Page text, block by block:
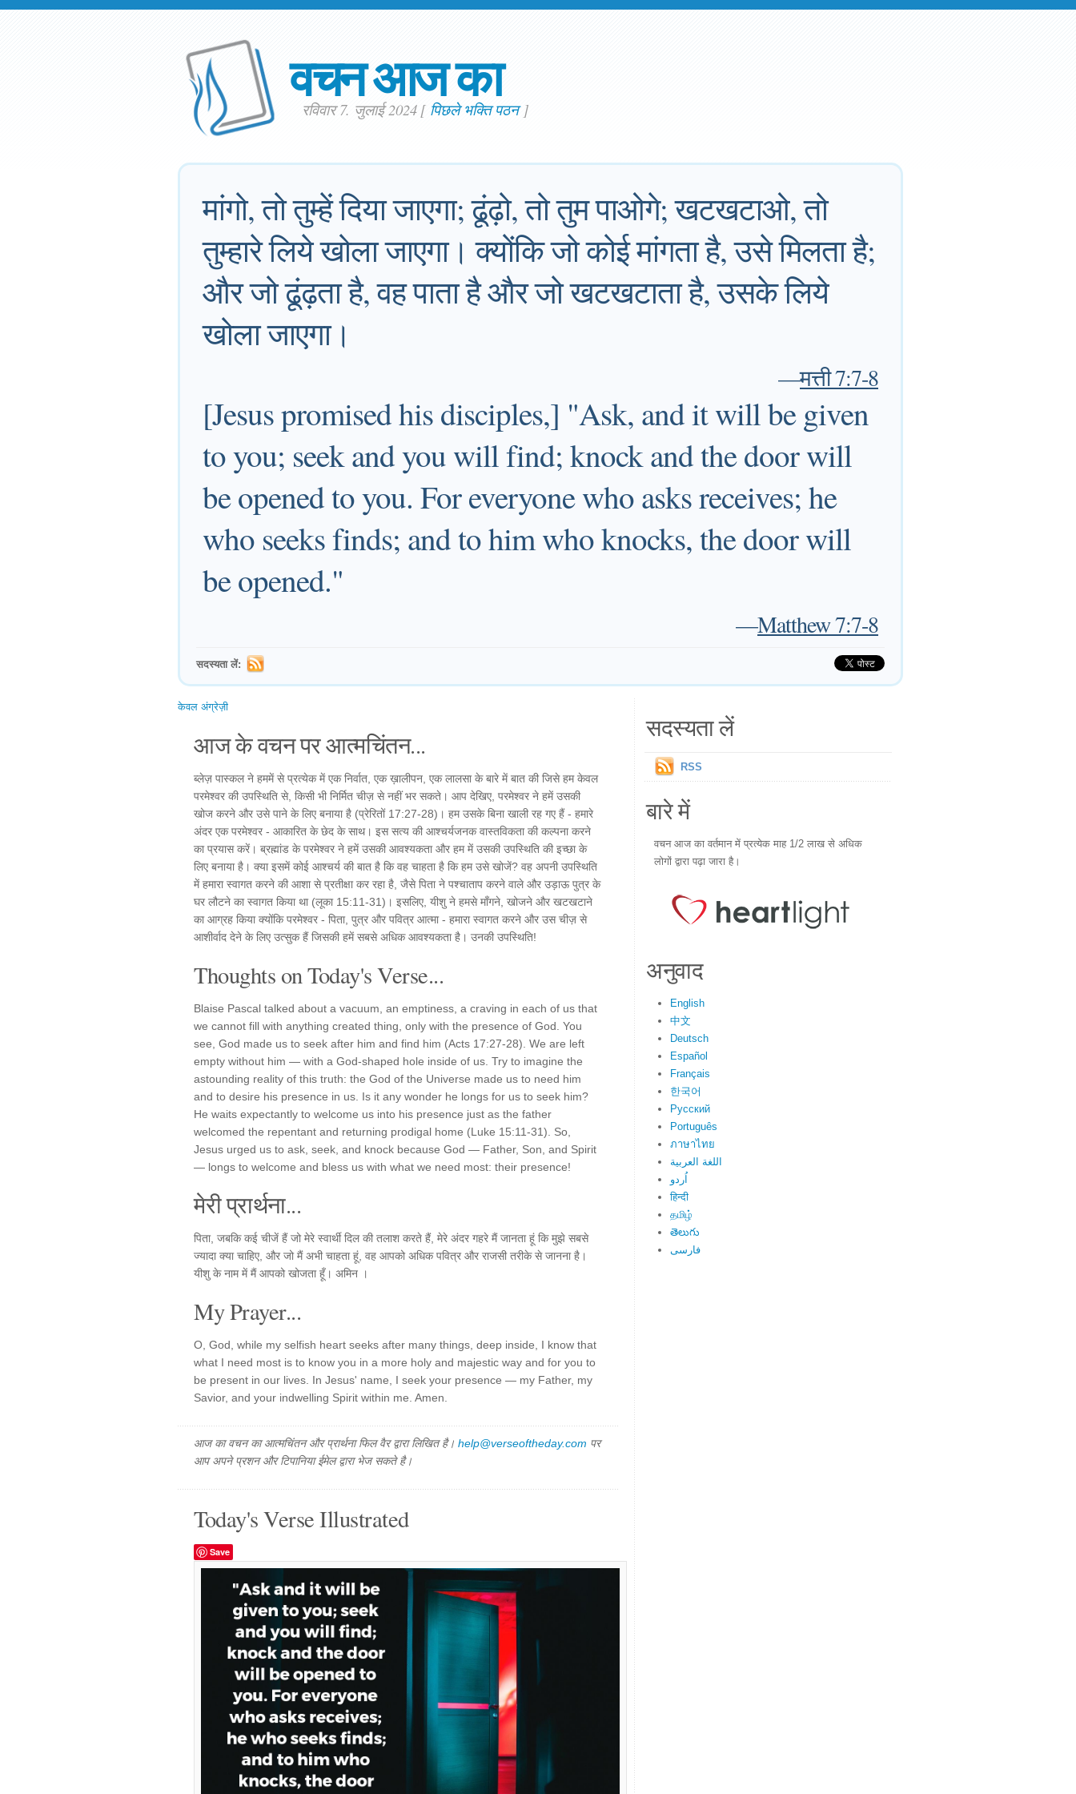
वचन आज का
रविवार 7. जुलाई 2024 [ पिछले भक्ति पठन]
मांगो, तो तुम्हें दिया जाएगा; ढूंढ़ो, तो तुम पाओगे; खटखटाओ, तो
तुम्हारे लिये खोला जाएगा। क्योंकि जो कोई मांगता है, उसे मिलता है;
और जो ढूंढ़ता है, वह पाता है और जो खटखटाता है, उसके लिये
खोला जाएगा।
—मत्ती 7:7-8
[Jesus promised his disciples,] "Ask, and it will be given
to you; seek and you will find; knock and the door will
be opened to you. For everyone who asks receives; he
who seeks finds; and to him who knocks, the door will
be opened."
—Matthew 7:7-8
सदस्यता लें:
केवल अंग्रेज़ी
आज के वचन पर आत्मचिंतन...
ब्लेज़ पास्कल ने हममें से प्रत्येक में एक निर्वात, एक ख़ालीपन, एक लालसा के बारे में बात की जिसे हम केवल
परमेश्वर की उपस्थिति से, किसी भी निर्मित चीज़ से नहीं भर सकते। आप देखिए, परमेश्वर ने हमें उसकी
खोज करने और उसे पाने के लिए बनाया है (प्रेरितों 17:27-28)। हम उसके बिना खाली रह गए हैं - हमारे
अंदर एक परमेश्वर - आकारित के छेद के साथ। इस सत्य की आश्चर्यजनक वास्तविकता की कल्पना करने
का प्रयास करें। ब्रह्मांड के परमेश्वर ने हमें उसकी आवश्यकता और हम में उसकी उपस्थिति की इच्छा के
लिए बनाया है। क्या इसमें कोई आश्चर्य की बात है कि वह चाहता है कि हम उसे खोजें? वह अपनी उपस्थिति
में हमारा स्वागत करने की आशा से प्रतीक्षा कर रहा है, जैसे पिता ने पश्चाताप करने वाले और उड़ाऊ पुत्र के
घर लौटने का स्वागत किया था (लूका 15:11-31)। इसलिए, यीशु ने हमसे माँगने, खोजने और खटखटाने
का आग्रह किया क्योंकि परमेश्वर - पिता, पुत्र और पवित्र आत्मा - हमारा स्वागत करने और उस चीज़ से
आशीर्वाद देने के लिए उत्सुक हैं जिसकी हमें सबसे अधिक आवश्यकता है। उनकी उपस्थिति!
Thoughts on Today's Verse...
Blaise Pascal talked about a vacuum, an emptiness, a craving in each of us that
we cannot fill with anything created thing, only with the presence of God. You
see, God made us to seek after him and find him (Acts 17:27-28). We are left
empty without him — with a God-shaped hole inside of us. Try to imagine the
astounding reality of this truth: the God of the Universe made us to need him
and to desire his presence in us. Is it any wonder he longs for us to seek him?
He waits expectantly to welcome us into his presence just as the father
welcomed the repentant and returning prodigal home (Luke 15:11-31). So,
Jesus urged us to ask, seek, and knock because God — Father, Son, and Spirit
— longs to welcome and bless us with what we need most: their presence!
मेरी प्रार्थना...
पिता, जबकि कई चीजें हैं जो मेरे स्वार्थी दिल की तलाश करते हैं, मेरे अंदर गहरे मैं जानता हूं कि मुझे सबसे
ज्यादा क्या चाहिए, और जो मैं अभी चाहता हूं, वह आपको अधिक पवित्र और राजसी तरीके से जानना है।
यीशु के नाम में मैं आपको खोजता हूँ। अमिन ।
My Prayer...
O, God, while my selfish heart seeks after many things, deep inside, I know that
what I need most is to know you in a more holy and majestic way and for you to
be present in our lives. In Jesus' name, I seek your presence — my Father, my
Savior, and your indwelling Spirit within me. Amen.
आज का वचन का आत्मचिंतन और प्रार्थना फिल वैर द्वारा लिखित है। help@verseoftheday.com पर
आप अपने प्रशन और टिपानिया ईमेल द्वारा भेज सकते है।
Today's Verse Illustrated
Save
सदस्यता लें
RSS
बारे में
वचन आज का वर्तमान में प्रत्येक माह 1/2 लाख से अधिक
लोगों द्वारा पढ़ा जारा है।
अनुवाद
English
中文
Deutsch
Español
Français
한국어
Русский
Português
ภาษาไทย
اللغة العربية
اُردو
हिन्दी
தமிழ்
తెలుగు
فارسی